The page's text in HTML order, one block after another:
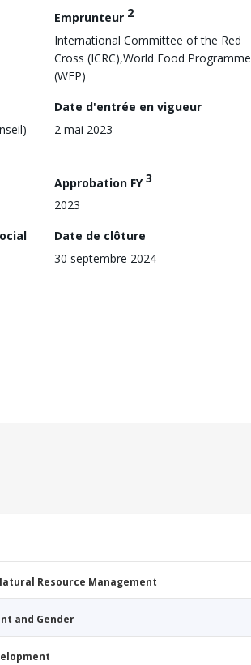
Emprunteur 2
International Committee of the Red
Cross (ICRC),World Food Programme
(WFP)
Date d'entrée en vigueur
2 mai 2023
Approbation FY3
2023
Date de clôture
30 septembre 2024
Resource Management
and Gender